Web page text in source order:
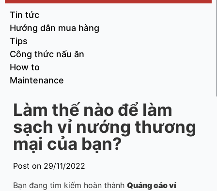
Tin tức
Hướng dẫn mua hàng
Tips
Công thức nấu ăn
How to
Maintenance
Làm thế nào để làm
sạch vỉ nướng thương
mại của bạn?
Post on 29/11/2022
Bạn đang tìm kiếm hoàn thành Quảng cáovỉ